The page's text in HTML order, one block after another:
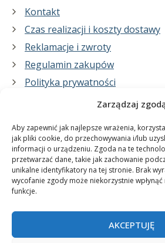
Zarządzaj
Aby zapewnić jak najlepsze wrażenia,
jak pliki cookie, do przechowywania i/lub
informacji o urządzeniu. Zgoda na te
przetwarzać dane, takie jak zachowanie
unikalne identyfikatory na tej stronie. Brak
wycofanie zgody może niekorzystnie
funkcje.
AKCEPTUJĘ
Kontakt
Czas realizacji i koszty dostawy
Reklamacje i zwroty
Regulamin zakupów
Polityka prywatności
Co zrobimy dla Ciebie:
projekty plakatów na
wydrukuj swój plakat